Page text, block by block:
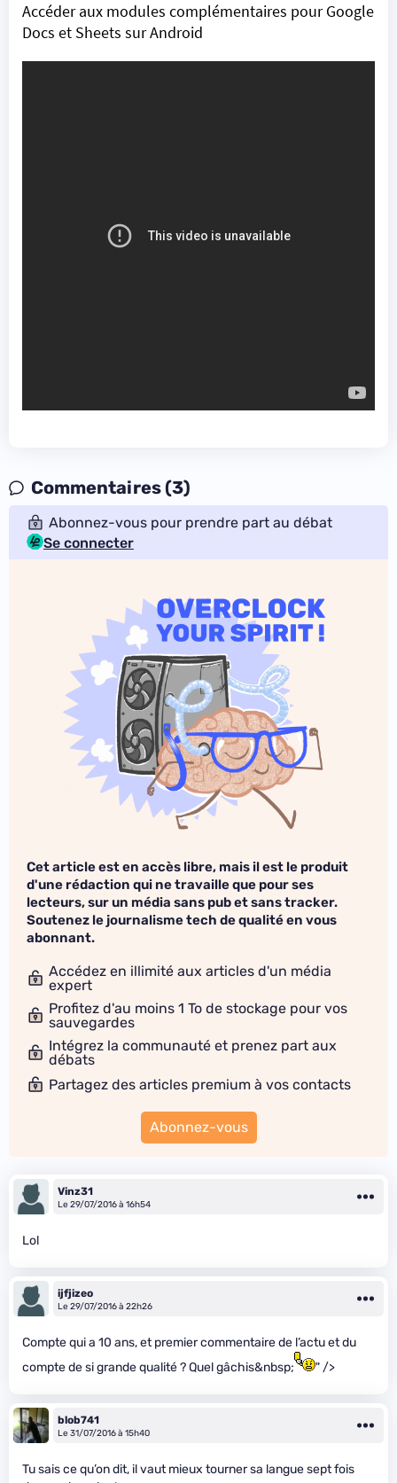
Accéder aux modules complémentaires pour Google
Docs et Sheets sur Android
Commentaires (3)
Abonnez-vous pour prendre part au débat
Se connecter
Cet article est en accès libre, mais il est le produit
d'une rédaction qui ne travaille que pour ses
lecteurs, sur un média sans pub et sans tracker.
Soutenez le journalisme tech de qualité en vous
abonnant.
Accédez en illimité aux articles d'un média
expert
Profitez d'au moins 1 To de stockage pour vos
sauvegardes
Intégrez la communauté et prenez part aux
débats
Partagez des articles premium à vos contacts
Abonnez-vous
Vinz31
Le 29/07/2016 à 16h54
Lol
ijfjizeo
Le 29/07/2016 à 22h26
Compte qui a 10 ans, et premier commentaire de l’actu et du
compte de si grande qualité ? Quel gâchis&nbsp;
" />
blob741
Le 31/07/2016 à 15h40
Tu sais ce qu’on dit, il vaut mieux tourner sa langue sept fois